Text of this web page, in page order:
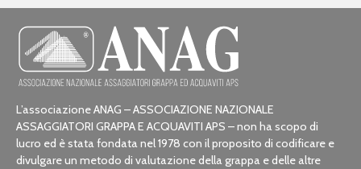
L’associazione ANAG – ASSOCIAZIONE NAZIONALE
ASSAGGIATORI GRAPPA E ACQUAVITI APS – non ha scopo di
lucro ed è stata fondata nel 1978 con il proposito di codificare e
divulgare un metodo di valutazione della grappa e delle altre